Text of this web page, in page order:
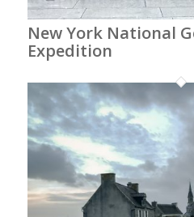
New York National
Expedition